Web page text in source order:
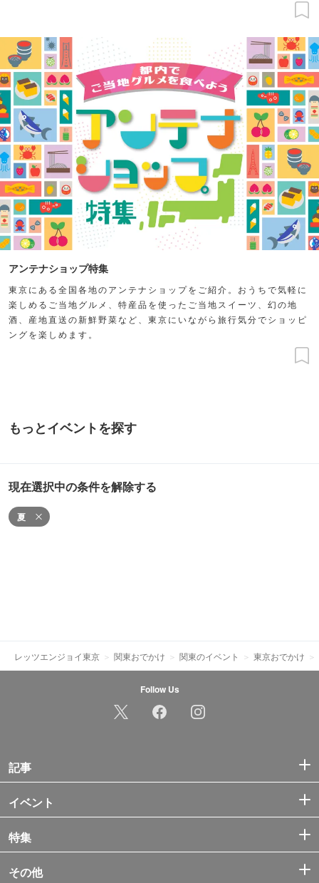
アンテナショップ特集
東京にある全国各地のアンテナショップをご紹介。おうちで気軽に
楽しめるご当地グルメ、特産品を使ったご当地スイーツ、幻の地
酒、産地直送の新鮮野菜など、東京にいながら旅行気分でショッピ
ングを楽しめます。
もっとイベントを探す
現在選択中の条件を解除する
夏
レッツエンジョイ東京 関東おでかけ 関東のイベント 東京おでかけ
Follow Us
記事
イベント
特集
その他